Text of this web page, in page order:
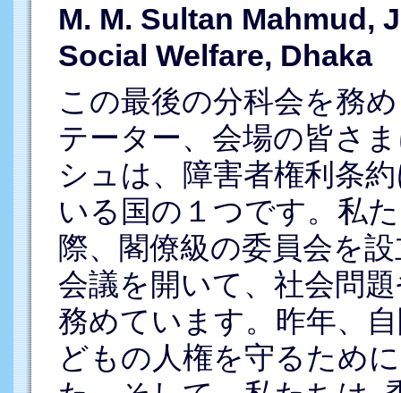
M. M. Sultan Mahmud,
Social Welfare, Dhaka
この最後の分科会を務
テーター、会場の皆さ
シュは、障害者権利条
いる国の１つです。私
際、閣僚級の委員会を
会議を開いて、社会問
務めています。昨年、
どもの人権を守るため